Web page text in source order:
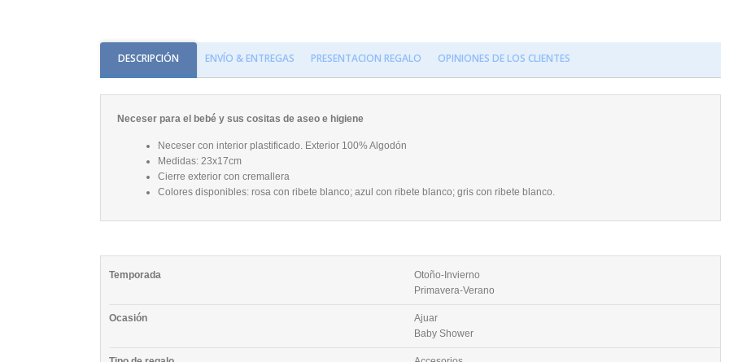
DESCRIPCIÓN ENVÍO & ENTREGAS PRESENTACION REGALO OPINIONES DE LOS CLIENTES
Neceser para el bebé y sus cositas de aseo e higiene
Neceser con interior plastificado. Exterior 100% Algodón
Medidas: 23x17cm
Cierre exterior con cremallera
Colores disponibles: rosa con ribete blanco; azul con ribete blanco; gris con ribete blanco.
Temporada
Otoño-Invierno
Primavera-Verano
Ocasión
Ajuar
Baby Shower